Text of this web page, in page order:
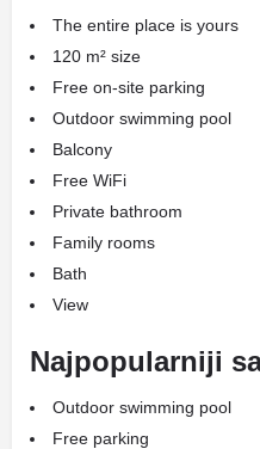
The entire place is yours
120 m² size
Free on-site parking
Outdoor swimming pool
Balcony
Free WiFi
Private bathroom
Family rooms
Bath
View
Najpopularniji
Outdoor swimming pool
Free parking